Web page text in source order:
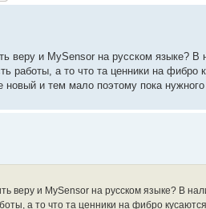
веру и MySensor на русском языке?
работы, а то что та ценники на фибро
и тем мало поэтому пока
веру и MySensor на русском языке? В
а то что та ценники на фибро